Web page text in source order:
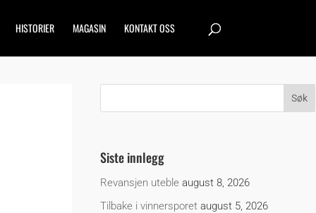
HISTORIER MAGASIN KONTAKT OSS
Siste innlegg
Revansjen uteble august 8, 2026
Tilbake i vinnersporet august 5, 2026